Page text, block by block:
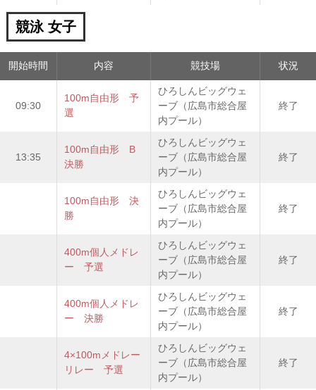
競泳 女子
開始時間 内容 競技場 状況
09:30
100m自由形 予
選
ひろしんビッグウェ
ーブ（広島市総合屋
内プール）
終了
13:35
100m自由形 B
決勝
ひろしんビッグウェ
ーブ（広島市総合屋
内プール）
終了
100m自由形 決
勝
ひろしんビッグウェ
ーブ（広島市総合屋
内プール）
終了
400m個人メドレ
ー 予選
ひろしんビッグウェ
ーブ（広島市総合屋
内プール）
終了
400m個人メドレ
ー 決勝
ひろしんビッグウェ
ーブ（広島市総合屋
内プール）
終了
4×100mメドレー
リレー 予選
ひろしんビッグウェ
ーブ（広島市総合屋
内プール）
終了